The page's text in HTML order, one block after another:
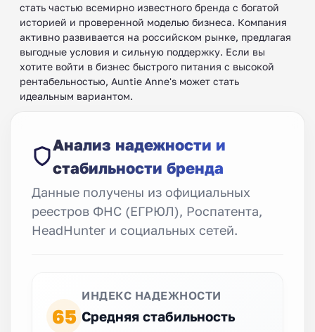
стать частью всемирно известного бренда с богатой
историей и проверенной моделью бизнеса. Компания
активно развивается на российском рынке, предлагая
выгодные условия и сильную поддержку. Если вы
хотите войти в бизнес быстрого питания с высокой
рентабельностью, Auntie Anne's может стать
идеальным вариантом.
Анализ надежности и
стабильности бренда
Данные получены из официальных
реестров ФНС (ЕГРЮЛ), Роспатента,
HeadHunter и социальных сетей.
65
ИНДЕКС НАДЕЖНОСТИ
Средняя стабильность